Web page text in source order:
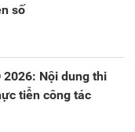
số
2026: Nội dung thi
tiễn công tác